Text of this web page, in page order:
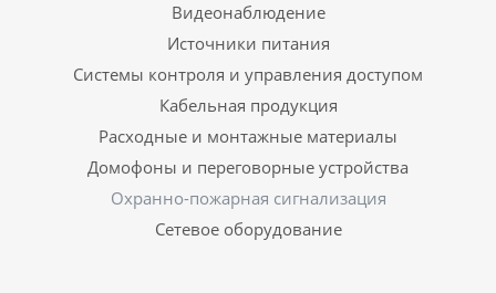
Видеонаблюдение
Источники питания
Системы контроля и управления доступом
Кабельная продукция
Расходные и монтажные материалы
Домофоны и переговорные устройства
Охранно-пожарная сигнализация
Сетевое оборудование